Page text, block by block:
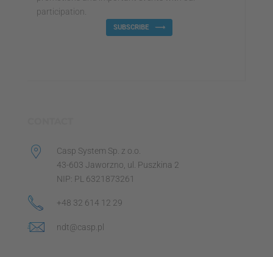
participation.
SUBSCRIBE
Casp System Sp. z o.o.
43-603 Jaworzno, ul. Puszkina 2
NIP: PL 6321873261
+48 32 614 12 29
ndt@casp.pl